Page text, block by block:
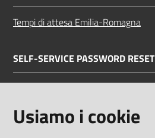
Tempi di attesa Emilia-Romagna
SELF-SERVICE PASSWORD RESET
Usiamo i cookie